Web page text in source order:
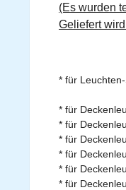
(Es wurden
Geliefert
* für
* für
* für
* für
* für
* für
* für